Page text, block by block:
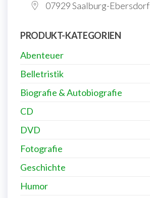
07929 Saalburg-Ebersdorf
PRODUKT-KATEGORIEN
Abenteuer
Belletristik
Biografie & Autobiografie
CD
DVD
Fotografie
Geschichte
Humor